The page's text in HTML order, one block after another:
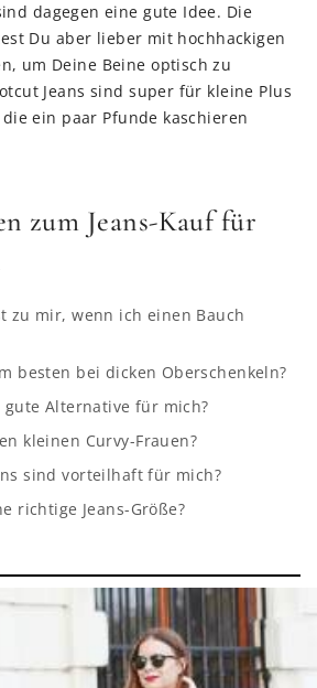
dagegen eine gute Idee. Die
Du aber lieber mit hochhackigen
um Deine Beine optisch zu
Jeans sind super für kleine Plus
ein paar Pfunde kaschieren
zum Jeans-Kauf für
zu mir, wenn ich einen Bauch
besten bei dicken Oberschenkeln?
gute Alternative für mich?
kleinen Curvy-Frauen?
sind vorteilhaft für mich?
richtige Jeans-Größe?